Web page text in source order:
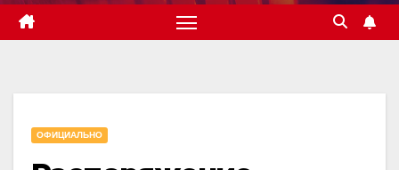
ОФИЦИАЛЬНО